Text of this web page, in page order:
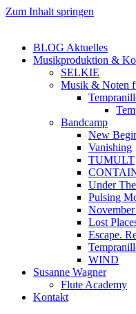
Zum Inhalt springen
BLOG Aktuelles
Musikproduktion &
SELKIE
Musik & Noten
Bandcamp
New
Vanishing
TUMULT
Under
Pulsing
Lost
Escape.
WIND
Susanne Wagner
Flute Academy
Kontakt